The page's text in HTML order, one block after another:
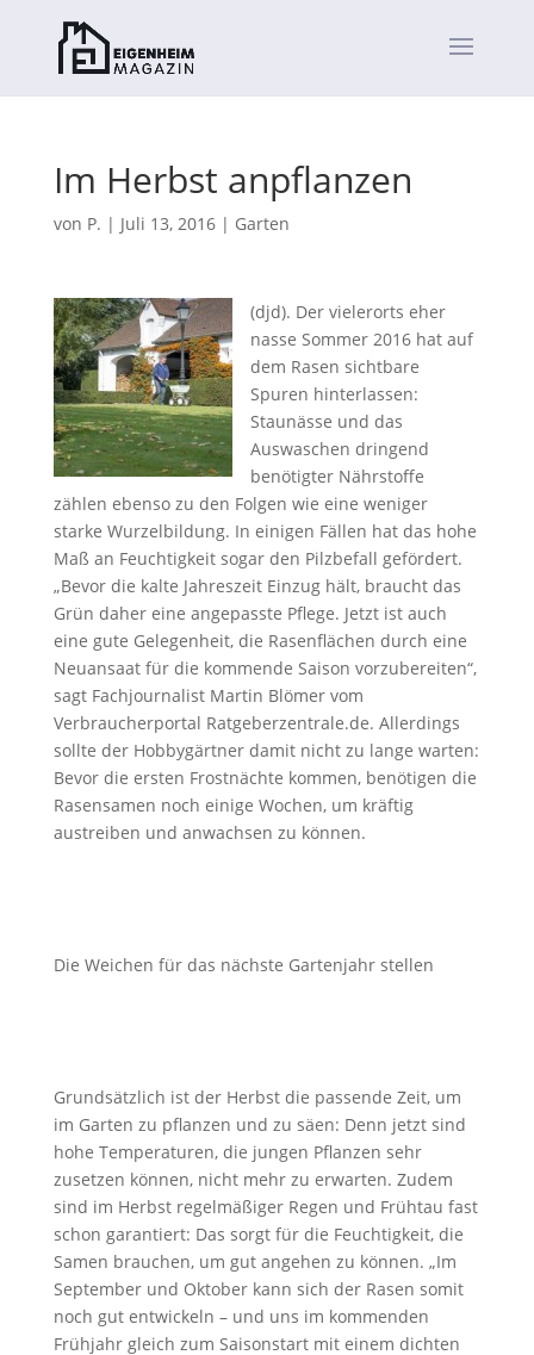
Im Herbst anpflanzen
von P. | Juli 13, 2016| Garten
(djd). Der vielerorts eher
nasse Sommer 2016 hat auf
dem Rasen sichtbare
Spuren hinterlassen:
Staunässe und das
Auswaschen dringend
benötigter Nährstoffe
zählen ebenso zu den Folgen wie eine weniger
starke Wurzelbildung. In einigen Fällen hat das hohe
Maß an Feuchtigkeit sogar den Pilzbefall gefördert.
„Bevor die kalte Jahreszeit Einzug hält, braucht das
Grün daher eine angepasste Pflege. Jetzt ist auch
eine gute Gelegenheit, die Rasenflächen durch eine
Neuansaat für die kommende Saison vorzubereiten“,
sagt Fachjournalist Martin Blömer vom
Verbraucherportal Ratgeberzentrale.de. Allerdings
sollte der Hobbygärtner damit nicht zu lange warten:
Bevor die ersten Frostnächte kommen, benötigen die
Rasensamen noch einige Wochen, um kräftig
austreiben und anwachsen zu können.
Die Weichen für das nächste Gartenjahr stellen
Grundsätzlich ist der Herbst die passende Zeit, um
im Garten zu pflanzen und zu säen: Denn jetzt sind
hohe Temperaturen, die jungen Pflanzen sehr
zusetzen können, nicht mehr zu erwarten. Zudem
sind im Herbst regelmäßiger Regen und Frühtau fast
schon garantiert: Das sorgt für die Feuchtigkeit, die
Samen brauchen, um gut angehen zu können. „Im
September und Oktober kann sich der Rasen somit
noch gut entwickeln – und uns im kommenden
Frühjahr gleich zum Saisonstart mit einem dichten